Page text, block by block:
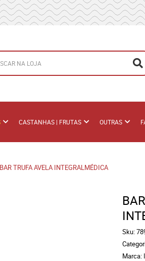
CASTANHAS | FRUTAS OUTRAS
TRUFA AVELA INTEGRALMÉDICA
Sku:
Marca: